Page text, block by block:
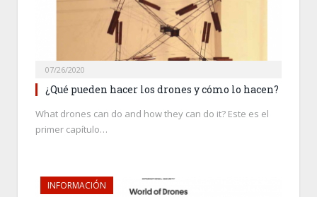
07/26/2020
¿Qué pueden hacer los drones y cómo lo hacen?
What drones can do and how they can do it? Este es el
primer capítulo…
INFORMACIÓN